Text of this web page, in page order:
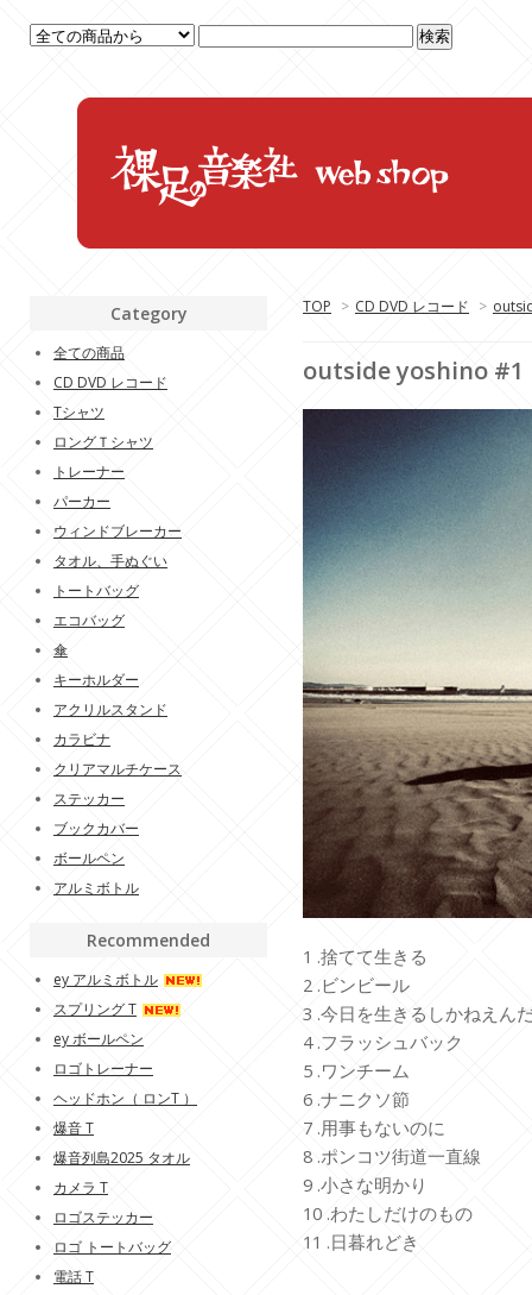
TOP > CD DVD レコード >
outside yoshino #1
1 .捨てて生きる
2 .ビンビール
3 .今日を生きるしかねえん
4 .フラッシュバック
5 .ワンチーム
6 .ナニクソ節
7 .用事もないのに
8 .ポンコツ街道一直線
9 .小さな明かり
10 .わたしだけのもの
11 .日暮れどき
Category
全ての商品
CD DVD レコード
Tシャツ
ロングＴシャツ
トレーナー
パーカー
ウィンドブレーカー
タオル、手ぬぐい
トートバッグ
エコバッグ
傘
キーホルダー
アクリルスタンド
カラビナ
クリアマルチケース
ステッカー
ブックカバー
ボールペン
アルミボトル
Recommended
ey アルミボトル
スプリング T
ey ボールペン
ロゴトレーナー
ヘッドホン（ ロンT ）
爆音 T
爆音列島2025 タオル
カメラ T
ロゴステッカー
ロゴ トートバッグ
電話 T